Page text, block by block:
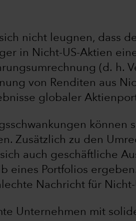
sich nicht leugnen, dass
in Nicht-US-Aktien
(d. h.
von Renditen aus
globaler
können
Zusätzlich zu den
auch geschäftliche
eines Portfolios
Nachricht für
Unternehmen mit